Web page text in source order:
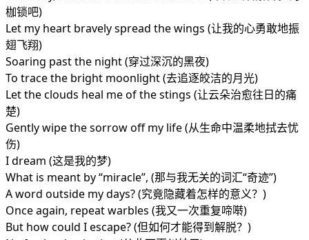
枷锁吧)
Let my heart bravely spread the wings (让我的心勇敢地振
翅飞翔)
Soaring past the night (穿过深沉的黑夜)
To trace the bright moonlight (去追逐皎洁的月光)
Let the clouds heal me of the stings (让云朵治愈往日的痛
楚)
Gently wipe the sorrow off my life (从生命中温柔地拭去忧
伤)
I dream (这是我的梦)
What is meant by “miracle”, (那与我无关的词汇“奇迹”)
A word outside my days? (究竟隐藏着怎样的意义？)
Once again, repeat warbles (我又一次重复啼啭)
But how could I escape? (但如何才能得到解脱？)